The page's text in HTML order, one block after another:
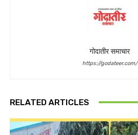
गोदातीर समाचार
https://godateer.com/
RELATED ARTICLES